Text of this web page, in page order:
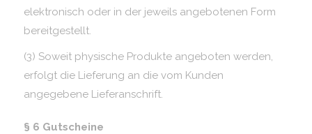
elektronisch oder in der jeweils angebotenen Form
bereitgestellt.
(3) Soweit physische Produkte angeboten werden,
erfolgt die Lieferung an die vom Kunden
angegebene Lieferanschrift.
§ 6 Gutscheine